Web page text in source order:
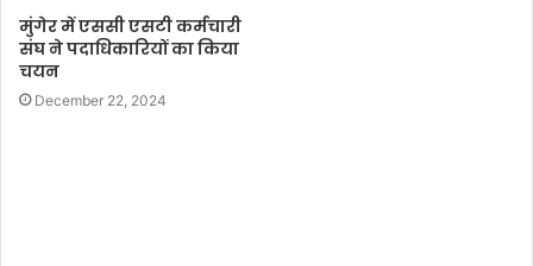
मुंगेर में एससी एसटी कर्मचारी
संघ ने पदाधिकारियों का किया
चयन
December 22, 2024